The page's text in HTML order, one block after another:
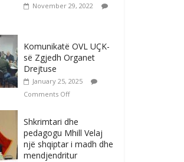
November 29, 2022
Komunikatë OVL UÇK-
së Zgjedh Organet
Drejtuse
January 25, 2025
Comments Off
Shkrimtari dhe
pedagogu Mhill Velaj
një shqiptar i madh dhe
mendjendritur